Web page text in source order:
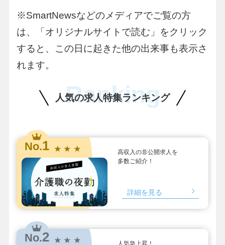
※SmartNewsなどのメディアでご覧の方
は、「オリジナルサイトで読む」をクリック
すると、この日に起きた他の出来事も表示さ
れます。
人気の求人特集ランキング
Ranking
No.1 ★ ★ ★
高収入の非公開求人を
多数ご紹介！
詳細を見る
No.2 ★ ★ ★ 人気急上昇！